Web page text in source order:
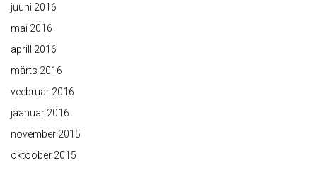
juuni 2016
mai 2016
aprill 2016
märts 2016
veebruar 2016
jaanuar 2016
november 2015
oktoober 2015